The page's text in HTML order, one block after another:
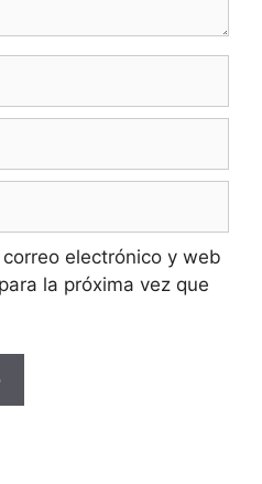
electrónico y web
la próxima vez que